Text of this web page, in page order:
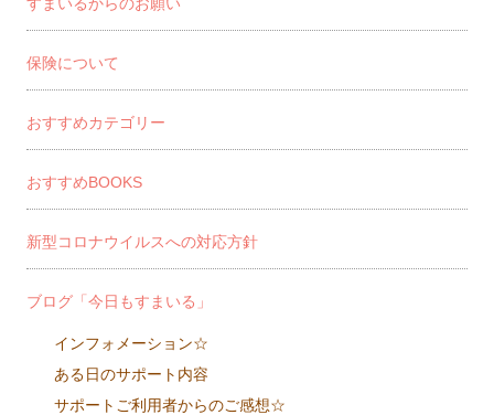
保険について
おすすめカテゴリー
おすすめBOOKS
新型コロナウイルスへの対応方針
ブログ「今日もすまいる」
インフォメーション☆
ある日のサポート内容
サポートご利用者からのご感想☆